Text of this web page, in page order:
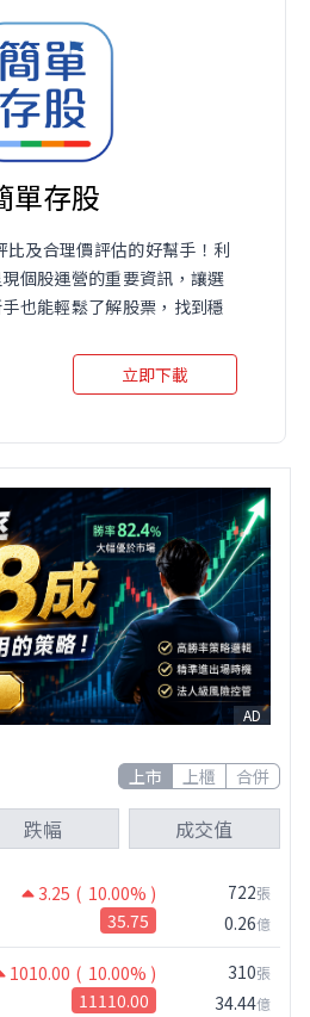
單存股
比及合理價評估的好幫手！利
個股運營的重要資訊，讓選
也能輕鬆了解股票，找到穩
立即下載
AD
上市 上櫃 合併
跌幅 成交值
3.25 ( 10.00% )
35.75
722張
0.26億
1010.00 ( 10.00% )
11110.00
310張
34.44億